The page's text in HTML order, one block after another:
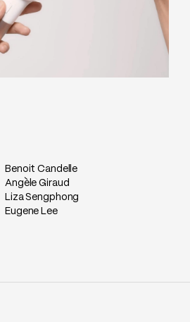
Benoit Candelle
Angèle Giraud
Liza Sengphong
Eugene Lee